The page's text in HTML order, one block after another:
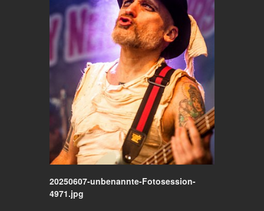
20250607-unbenannte-Fotosession-
4971.jpg